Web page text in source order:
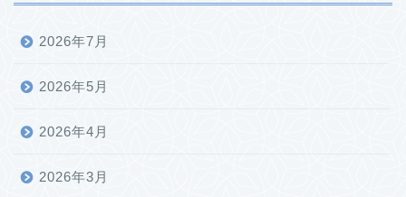
2026年7月
2026年5月
2026年4月
2026年3月